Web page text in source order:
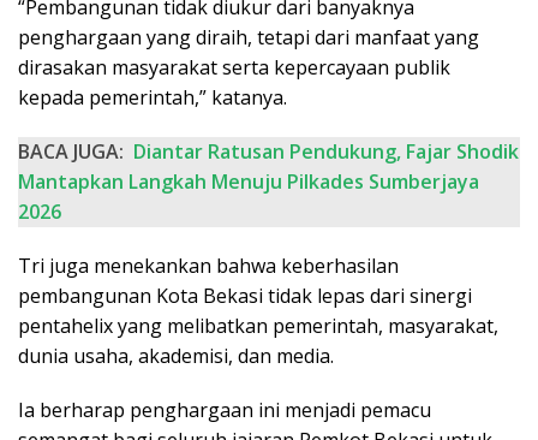
“Pembangunan tidak diukur dari banyaknya
penghargaan yang diraih, tetapi dari manfaat yang
dirasakan masyarakat serta kepercayaan publik
kepada pemerintah,” katanya.
BACA JUGA: Diantar Ratusan Pendukung, Fajar Shodik
Mantapkan Langkah Menuju Pilkades Sumberjaya
2026
Tri juga menekankan bahwa keberhasilan
pembangunan Kota Bekasi tidak lepas dari sinergi
pentahelix yang melibatkan pemerintah, masyarakat,
dunia usaha, akademisi, dan media.
Ia berharap penghargaan ini menjadi pemacu